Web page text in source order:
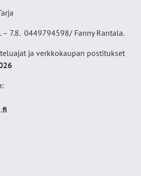
– 7.8. 0449794598/ Fanny Rantala.
ja verkkokaupan postitukset